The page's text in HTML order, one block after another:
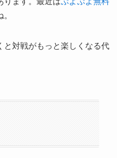
と対戦がもっと楽しくなる代